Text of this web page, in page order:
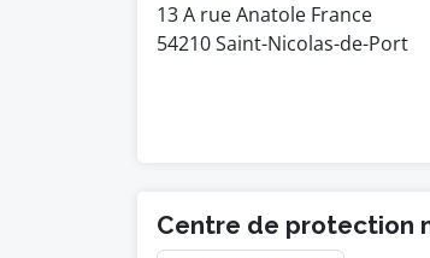
13 A rue Anatole France
54210 Saint-Nicolas-de-Port
Centre de protection